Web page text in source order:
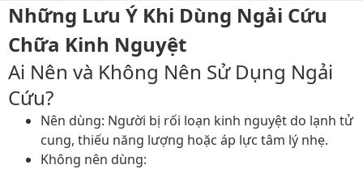
Những Lưu Ý Khi Dùng Ngải Cứu
Chữa Kinh Nguyệt
Ai Nên và Không Nên Sử Dụng Ngải
Cứu?
Nên dùng: Người bị rối loạn kinh nguyệt do lạnh tử
cung, thiếu năng lượng hoặc áp lực tâm lý nhẹ.
Không nên dùng: